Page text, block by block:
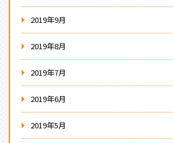
2019年9月
2019年8月
2019年7月
2019年6月
2019年5月